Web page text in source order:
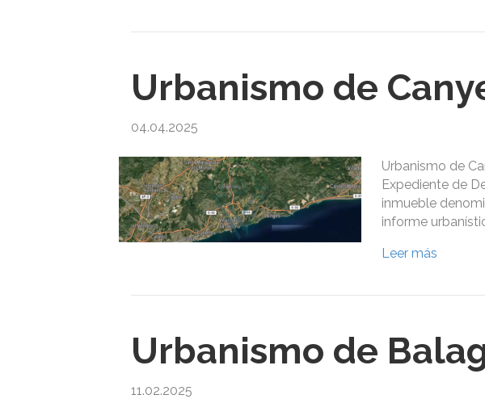
Urbanismo de
04.04.2025
Urbanismo de
Expediente de
inmueble
informe
Leer más
Urbanismo de
11.02.2025